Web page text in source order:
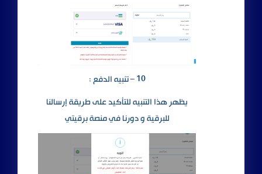
10 – تنبيه الدفع :
يظهر هذا التنبيه للتأكيد على طريقة إرسالنا
للبرقية و دورنا في منصة برقيتي